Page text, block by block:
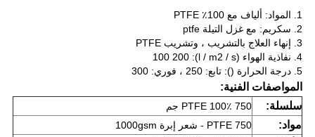
1. المواد: ألياف مع 100٪ PTFE
2. سكريم: مع غزل التيلة ptfe
3. إنهاء العلاج بالتشريب ، وتشريب PTFE
4. نفاذية الهواء (l / m2 / s): 100 200
5. درجة الحرارة (): تابع: 250 ، فوري: 300
المواصفات الفنية:
سلسلة:
PTFE 100٪ 750 جم
مواد: PTFE 750 - شعر إبرة 1000gsm